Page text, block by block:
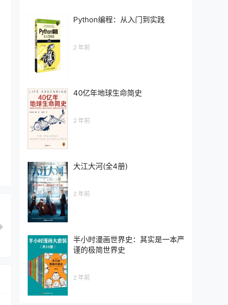
Python编程：从入门到实践
2 年前
40亿年地球生命简史
2 年前
大江大河(全4册)
2 年前
半小时漫画世界史：其实是一本严
谨的极简世界史
2 年前